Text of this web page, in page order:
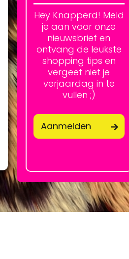
Hey Knapperd! Meld
je aan voor onze
nieuwsbrief en
ontvang de leukste
shopping tips en
vergeet niet je
verjaardag in te
vullen ;)
Aanmelden